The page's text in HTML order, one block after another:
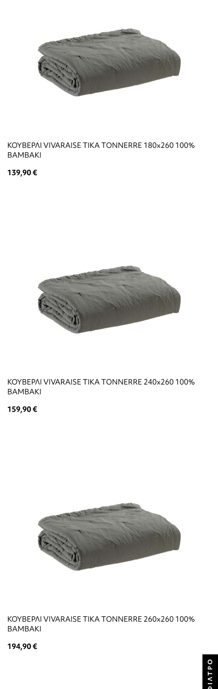
ΚΟΥΒΕΡΛΙ VIVARAISE TIKA TONNERRE 180x260 100%
ΒΑΜΒΑΚΙ
139,90 €
ΚΟΥΒΕΡΛΙ VIVARAISE TIKA TONNERRE 240x260 100%
ΒΑΜΒΑΚΙ
159,90 €
ΚΟΥΒΕΡΛΙ VIVARAISE TIKA TONNERRE 260x260 100%
ΒΑΜΒΑΚΙ
194,90 €
ΦΊΛΤΡΟ